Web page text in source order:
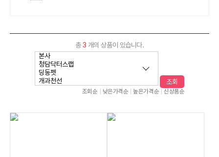
총3 개의 상품이 있습니다.
조회
조회순 낮은가격순 높은가격순 신상품순